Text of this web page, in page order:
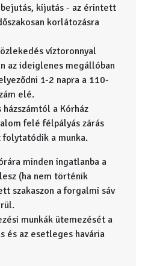
kijutás - az érintett
korlátozásra
víztoronnyal
az ideiglenes megállóban
1-2 napra a 110-
elé.
házszámtól a Kórház
felé félpályás zárás
a munka.
minden ingatlanba a
(ha nem történik
szakaszon a forgalmi sáv
munkák ütemezését a
és az esetleges havária